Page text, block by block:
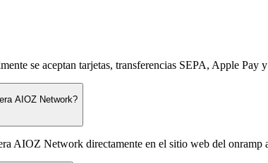
se aceptan tarjetas, transferencias SEPA, Apple Pay
AIOZ Network?
AIOZ Network directamente en el sitio web del onramp